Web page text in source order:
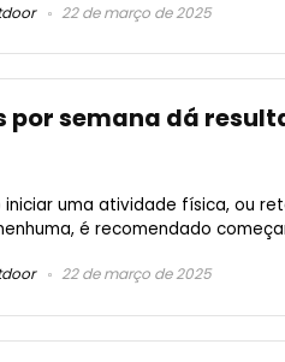
22 de março de 2025
por semana dá
uma atividade física, ou
é recomendado
22 de março de 2025